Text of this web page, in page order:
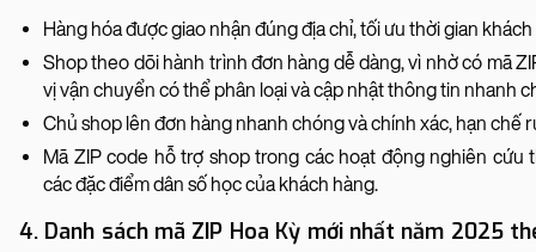
Hàng hóa được giao nhận đúng địa chỉ, tối ưu thời gian
Shop theo dõi hành trình đơn hàng dễ dàng, vì nhờ có mã
vị vận chuyển có thể phân loại và cập nhật thông tin nhanh
Chủ shop lên đơn hàng nhanh chóng và chính xác, hạn chế
Mã ZIP code hỗ trợ shop trong các hoạt động nghiên cứu
các đặc điểm dân số học của khách hàng.
4. Danh sách mã ZIP Hoa Kỳ mới nhất năm 2025